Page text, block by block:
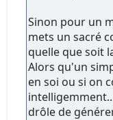
Sinon pour un
mets un sacré
quelle que soit
Alors qu'un
en soi ou si on
drôle de